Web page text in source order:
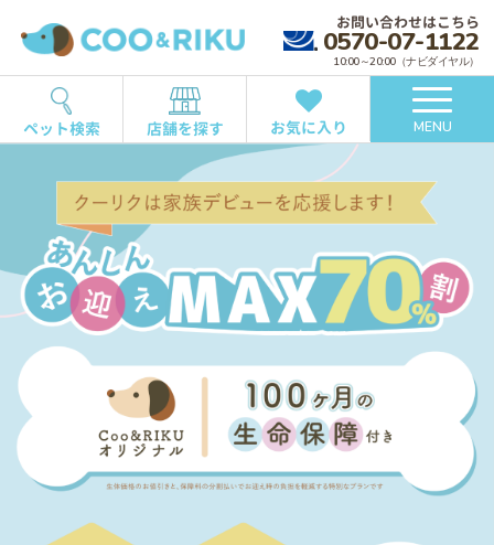
お問い合わせはこちら
0570-07-1122
10:00～20:00（ナビダイヤル）
ペット検索 店舗を探す お気に入り MENU